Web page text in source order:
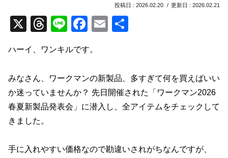
2026.02.20 2026.02.21
X
T
e
a
d
s
Li
e
F
c
e
b
o
E
ハーイ、ワンキルです。
みなさん、ワークマンの新製品、多すぎて何を買えばいい
か迷っていませんか？ 先日開催された「ワークマン2026
春夏新製品発表会」に潜入し、全アイテムをチェックして
きました。
手に入れやすい価格なので勘違いされがちなんですが、